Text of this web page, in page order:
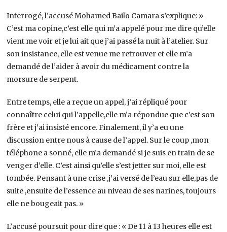
Interrogé, l’accusé Mohamed Bailo Camara s’explique: »
C’est ma copine,c’est elle qui m’a appelé pour me dire qu’elle
vient me voir et je lui ait que j’ai passé la nuit à l’atelier. Sur
son insistance, elle est venue me retrouver et elle m’a
demandé de l’aider à avoir du médicament contre la
morsure de serpent.
Entre temps, elle a reçue un appel, j’ai répliqué pour
connaître celui qui l’appelle,elle m’a répondue que c’est son
frère et j’ai insisté encore. Finalement, il y’a eu une
discussion entre nous à cause de l’appel. Sur le coup ,mon
téléphone a sonné, elle m’a demandé si je suis en train de se
venger d’elle. C’est ainsi qu’elle s’est jetter sur moi, elle est
tombée. Pensant à une crise ,j’ai versé de l’eau sur elle,pas de
suite ,ensuite de l’essence au niveau de ses narines, toujours
elle ne bougeait pas. »
L’accusé poursuit pour dire que : « De 11 à 13 heures elle est